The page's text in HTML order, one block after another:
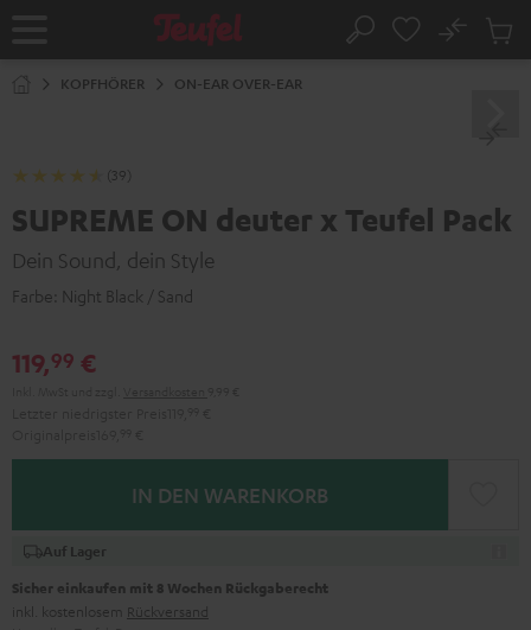
Startseite Suche
No
KOPFHÖRER ON-EAR OVER-EAR
(39)
SUPREME ON deuter x Teufel Pack
Dein Sound, dein Style
Farbe: Night Black / Sand
119,99 €
IN DEN WARENKORB
Auf Lager
Sicher einkaufen mit 8 Wochen Rückgaberecht
inkl. kostenlosem Rückversand